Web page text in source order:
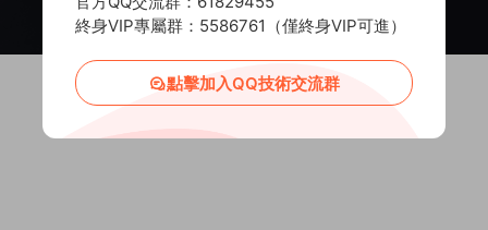
投訴郵箱： Mail@Mir6.com 蜀ICP備2022016462号-2
終身VIP專屬群：5586761（僅終身VIP可進）
點擊加入QQ技術交流群